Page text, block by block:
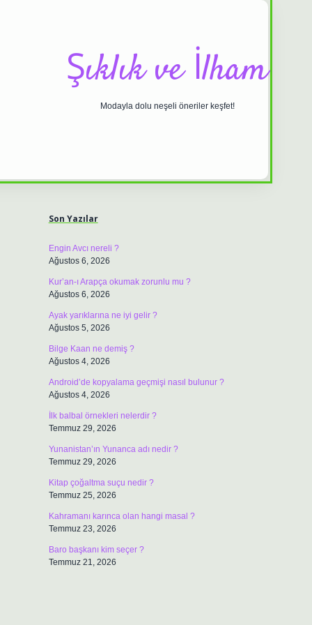
Şıklık ve İlham
Modayla dolu neşeli öneriler keşfet!
Son Yazılar
Engin Avcı nereli ?
Ağustos 6, 2026
Kur’an-ı Arapça okumak zorunlu mu ?
Ağustos 6, 2026
Ayak yarıklarına ne iyi gelir ?
Ağustos 5, 2026
Bilge Kaan ne demiş ?
Ağustos 4, 2026
Android’de kopyalama geçmişi nasıl bulunur ?
Ağustos 4, 2026
İlk balbal örnekleri nelerdir ?
Temmuz 29, 2026
Yunanistan’ın Yunanca adı nedir ?
Temmuz 29, 2026
Kitap çoğaltma suçu nedir ?
Temmuz 25, 2026
Kahramanı karınca olan hangi masal ?
Temmuz 23, 2026
Baro başkanı kim seçer ?
Temmuz 21, 2026